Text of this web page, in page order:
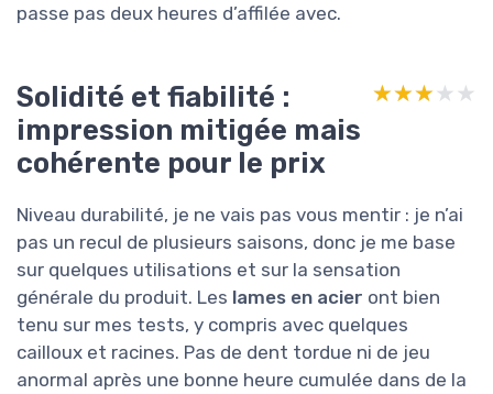
passe pas deux heures d’affilée avec.
Solidité et fiabilité :
impression mitigée mais
cohérente pour le prix
★★★★★
★★★★★
Niveau durabilité, je ne vais pas vous mentir : je n’ai
pas un recul de plusieurs saisons, donc je me base
sur quelques utilisations et sur la sensation
générale du produit. Les lames en acier ont bien
tenu sur mes tests, y compris avec quelques
cailloux et racines. Pas de dent tordue ni de jeu
anormal après une bonne heure cumulée dans de la